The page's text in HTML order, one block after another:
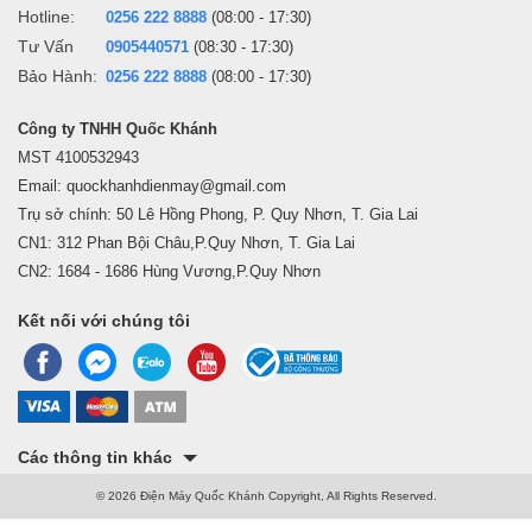
40% cho nhiều chế độ giặt được thiết lập trên máy.
Bộ lọc xơ vải Magic Filter
vải, hạn chế nguy cơ gây tắc đường ống thoát nước, giữ cho trang
phục bạn tươm tất, sạch đẹp.
-Công nghệ Intensive Wash :máy giặthỗ trợ công nghệ này có
khả năng làm tan bột giặt nhanh chóng để nước thẩm thấu vào vải
sâu, giải quyết những vết bẩn cứng đầu dễ dàng.
Động cơ - Công nghệ tiết kiệm điện
- Samsung WA95CG4545BDSV tích hợp
động, đảm bảo thiết bị vận hành êm ái, tiết kiệm điện năng đồng
thời sử dụng bền bỉ trong suốt quá trình sử dụng.
Hotline: 0256 222 8888 (08:00 - 17:30)
Tư Vấn 0905440571 (08:30 - 17:30)
Bảo Hành: 0256 222 8888 (08:00 - 17:30)
Công ty TNHH Quốc Khánh
MST 4100532943
Email: quockhanhdienmay@gmail.com
Trụ sở chính: 50 Lê Hồng Phong, P. Quy Nhơn, T. Gia Lai
CN1: 312 Phan Bội Châu,P.Quy Nhơn, T. Gia Lai
CN2: 1684 - 1686 Hùng Vương,P.Quy Nhơn
Kết nối với chúng tôi
Các thông tin khác
© 2026 Điện Máy Quốc Khánh Copyright, All Rights Reserved.